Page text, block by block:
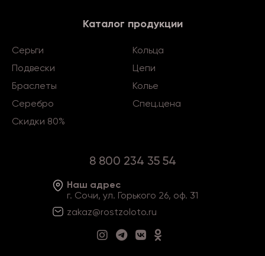
Каталог продукции
Серьги
Кольца
Подвески
Цепи
Браслеты
Колье
Серебро
Спец.цена
Скидки 80%
8 800 234 35 54
Наш адрес
г. Сочи, ул. Горького 26, оф. 31
zakaz@rostzoloto.ru